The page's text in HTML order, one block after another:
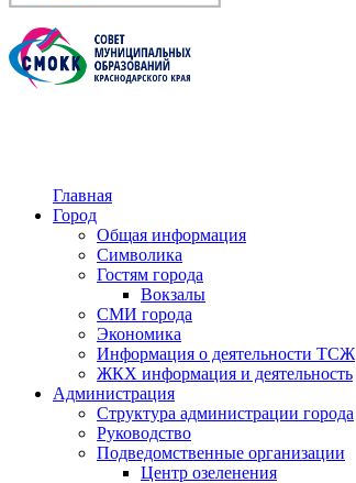
Главная
Город
Общая информация
Символика
Гостям города
Вокзалы
СМИ города
Экономика
Информация о деятельности ТСЖ
ЖКХ информация и деятельность
Администрация
Структура администрации города
Руководство
Подведомственные организации
Центр озеленения